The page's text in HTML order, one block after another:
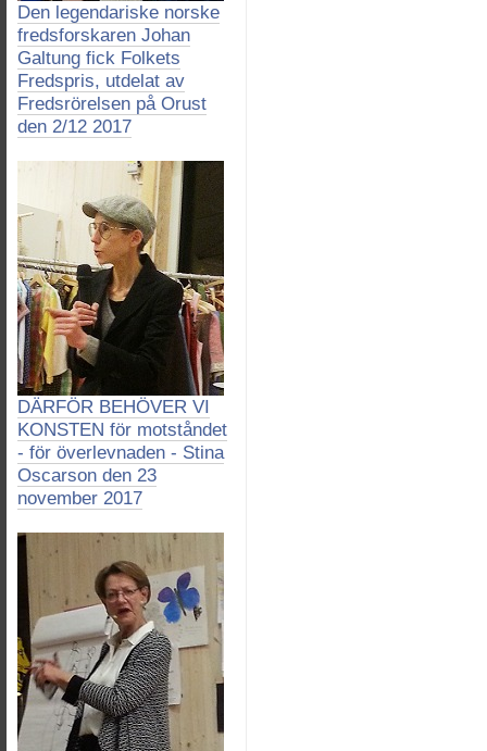
Den legendariske norske
fredsforskaren Johan
Galtung fick Folkets
Fredspris, utdelat av
Fredsrörelsen på Orust
den 2/12 2017
DÄRFÖR BEHÖVER VI
KONSTEN för motståndet
- för överlevnaden - Stina
Oscarson den 23
november 2017